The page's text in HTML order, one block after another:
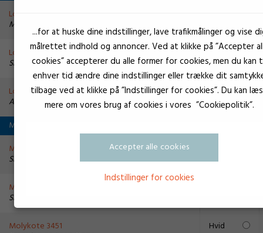
Loctite spray 8154
Montagepasta
Loctite 8101
Smørring og beskyttelse
Beige
Loctite 8009
Antiseize
Sort
Molykote
Molykote 33 Light
Smørring og beskyttelse
Molykote 33 Medium
Silikone fedt
Molykote 3451 Hvid
...for at huske dine indstillinger, lave trafikmålinger og vise
målrettet indhold og annoncer. Ved at klikke på ”Accepter
cookies” accepterer du alle former for cookies, men du kan
enhver tid ændre dine indstillinger eller trække dit
tilbage ved at klikke på ”Indstillinger for cookies”. Du kan
mere om vores brug af cookies i vores ”Cookiepolitik”.
Accepter alle cookies
Indstillinger for cookies